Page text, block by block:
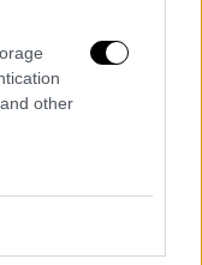
other
της
και
τρόφιμα
έσβησε την